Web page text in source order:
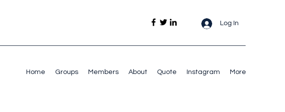
Log In
Home Groups Members About Quote Instagram More